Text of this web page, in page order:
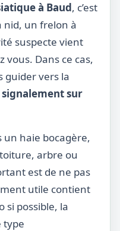
à Baud, c’est
nid, un frelon à
suspecte vient
vous. Dans ce cas,
guider vers la
sur
un haie bocagère,
arbre ou
est de ne pas
utile contient
si possible, la
type